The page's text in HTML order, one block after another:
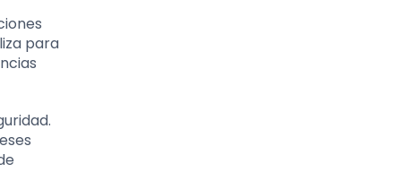
para